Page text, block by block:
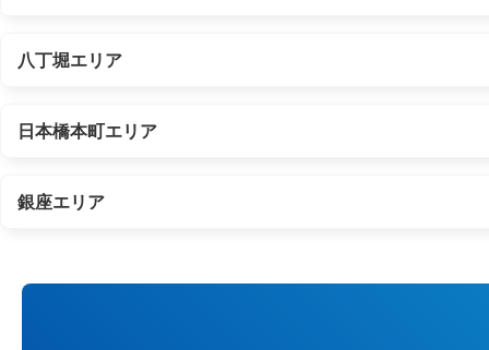
八丁堀エリア
日本橋本町エリア
銀座エリア